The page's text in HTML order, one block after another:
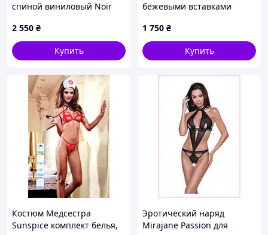
спиной виниловый Noir
2 550 ₴
Купить
бежевыми вставками
чулками, M/L Sex Aura
1 750 ₴
Купить
Костюм Медсестра
Sunspice комплект белья,
Эротический наряд
Mirajane Passion для